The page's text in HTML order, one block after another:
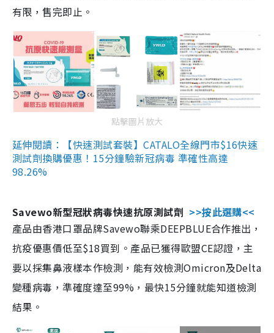
有限，售完即止。
點擊圖片放大
延伸閱讀：【快速測試套裝】CATALO全線門市$16快速
測試劑換購優惠！15分鐘驗新冠病毒 準確性高達
98.26%
Savewo新型冠狀病毒快速抗原測試劑 >>按此選購<<
產品由香港口罩品牌Savewo聯乘DEEPBLUE合作推出，
抗疫優惠價低至$18買到。產品已獲得歐盟CE認證，主
要以採集鼻液樣本作檢測，能有效檢測Omicron及Delta
變種病毒，準確度達至99%，最快15分鐘就能知道檢測
結果。